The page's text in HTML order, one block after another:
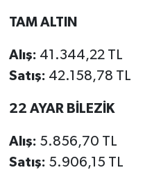
TAM ALTIN
Alış: 41.344,22 TL
Satış: 42.158,78 TL
22 AYAR BİLEZİK
Alış: 5.856,70 TL
Satış: 5.906,15 TL